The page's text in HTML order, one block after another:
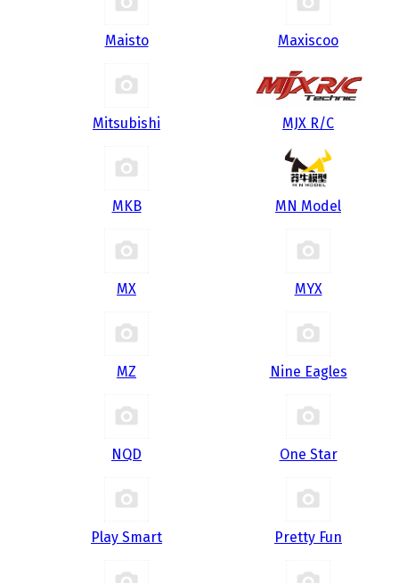
Maisto Maxiscoo
Mitsubishi MJX R/C
MKB MN Model
MX MYX
MZ Nine Eagles
NQD One Star
Play Smart Pretty Fun